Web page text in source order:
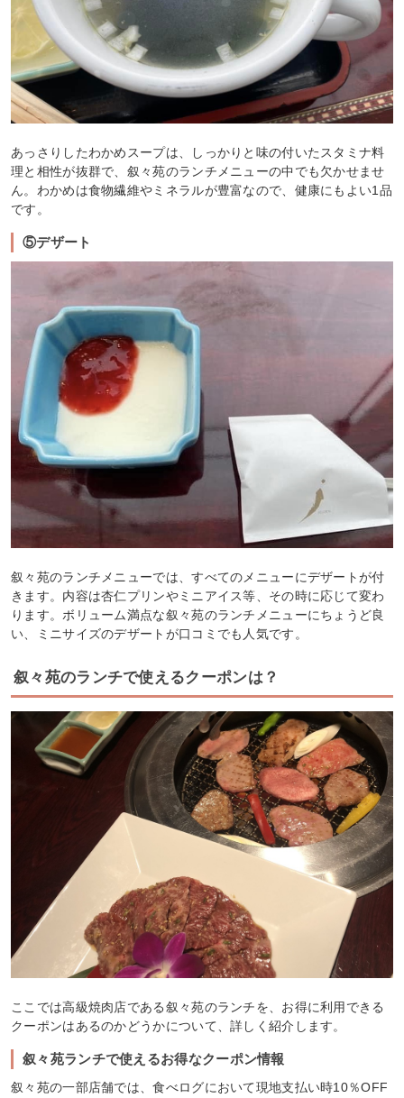
あっさりしたわかめスープは、しっかりと味の付いたスタミナ料
理と相性が抜群で、叙々苑のランチメニューの中でも欠かせませ
ん。わかめは食物繊維やミネラルが豊富なので、健康にもよい1品
です。
⑤デザート
叙々苑のランチメニューでは、すべてのメニューにデザートが付
きます。内容は杏仁プリンやミニアイス等、その時に応じて変わ
ります。ボリューム満点な叙々苑のランチメニューにちょうど良
い、ミニサイズのデザートが口コミでも人気です。
叙々苑のランチで使えるクーポンは？
ここでは高級焼肉店である叙々苑のランチを、お得に利用できる
クーポンはあるのかどうかについて、詳しく紹介します。
叙々苑ランチで使えるお得なクーポン情報
叙々苑の一部店舗では、食べログにおいて現地支払い時10％OFF